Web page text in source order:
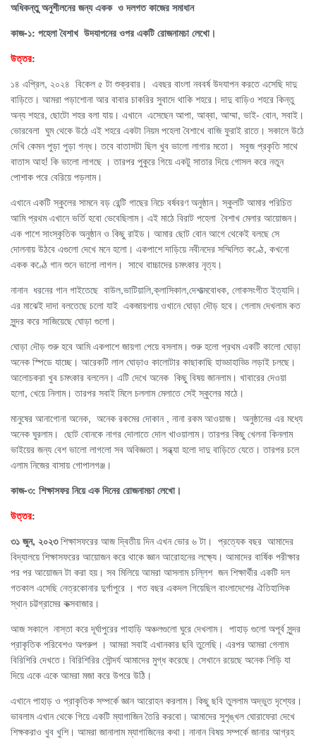
অধিকন্তুু অনুশীলনের জন্য একক ও দলগত কাজের সমাধান
কাজ-১: পহেলা বৈশাখ উদযাপনের ওপর একটি রোজনামচা লেখো।
উত্তর:
১৪ এপ্রিল, ২০২৪ বিকেল ৫ টা শুক্রবার। এবছর বাংলা নববর্ষ উদযাপন করতে এসেছি দাদু
বাড়িতে। আমরা পড়াশোনা আর বাবার চাকরির সুবাদে থাকি শহরে। দাদু বাড়িও শহরে কিন্তু
অন্য শহরে, ছোটো শহর বলা যায়। এখানে এসেছেন আপা, আব্বা, আম্মা, ভাই- বোন, সবাই।
ভোরবেলা ঘুম থেকে উঠে এই শহরে একটা নিয়ম পহেলা বৈশাখে বাজি ফুরাই রাতে। সকালে উঠে
দেখি কেমন পুড়া পুড়া গন্ধ। তবে বাতাসটা ছিল খুব ভালো লাগার মতো। সবুজ প্রকৃতি সাথে
বাতাস আহ! কি ভালো লাগছে । তারপর পুকুরে গিয়ে একটু সাতার দিয়ে গোসল করে নতুন
পোশাক পরে বেরিয়ে পড়লাম।
এখানে একটি স্কুলের সামনে বড় রেন্টি গাছের নিচে বর্ষবরণ অনুষ্ঠান। স্কুলটি আমার পরিচিত
আমি প্রথম এখানে ভর্তি হবো ভেবেছিলাম। এই মাঠে বিরাট পহেলা বৈশাখ মেলার আয়োজন।
এক পাশে সাংস্কৃতিক অনুষ্ঠান ও কিছু রাইড। আমার ছোট বোন আগে থেকেই বলছে সে
দোলনায় উঠবে এগুলো দেখে মনে হলো। একপাশে দাড়িয়ে নবীনদের সম্মিলিত কণ্ঠে, কখনো
একক কণ্ঠে গান শুনে ভালো লাগল। সাথে বাচ্চাদের চমৎকার নৃত্য।
নানান ধরনের গান গাইতেছে বাউল,ভাটিয়ালি,ক্লাসিকাল,দেশাত্মবোধক, লোকসংগীত ইত্যাদি।
এর মাঝেই দাদা বলতেছে চলো যাই একজায়গায় ওখানে ঘোড়া দৌড় হবে। গেলাম দেখলাম কত
সুন্দর করে সাজিয়েছে ঘোড়া গুলো।
ঘোড়া দৌড় শুরু হবে আমি একপাশে জায়গা পেয়ে বসলাম। শুরু হলো প্রথম একটি কালো ঘোড়া
অনেক স্পিডে যাচ্ছে। আরেকটি লাল ঘোড়াও কালোটার কাছাকাছি হাড্ডাহাড্ডি লড়াই চলছে।
আলোচকরা খুব চমৎকার বললেন। এটি দেখে অনেক কিছু বিষয় জানলাম। খাবারের দেওয়া
হলো, খেয়ে নিলাম। তারপর সবাই মিলে চললাম মেলাতে সেই স্কুলের মাঠে।
মানুষের আনাগোনা অনেক, অনেক রকমের দোকান , নানা রকম আওয়াজ। অনুষ্ঠানের এর মধ্যে
অনেক ঘুরলাম। ছোট বোনকে নাগর দোলাতে দোল খাওয়ালাম। তারপর কিছু খেলনা কিনলাম
ভাইয়ের জন্য বেশ ভালো লাগলো সব অবিজ্ঞতা। সন্ধ্যা হলো দাদু বাড়িতে যেতে। তারপর চলে
এলাম নিজের বাসায় গোপালগঞ্জ।
কাজ-৩: শিক্ষাসফর নিয়ে এক দিনের রোজনামচা লেখো।
উত্তর:
৩১ জুন, ২০২৩শিক্ষাসফরের আজ দ্বিতীয় দিন এখন ভোর ৬ টা। প্রত্যেক বছর আমাদের
বিদ্যালয়ে শিক্ষাসফরের আয়োজন করে থাকে জ্ঞান আরোহনের লক্ষ্যে। আমাদের বার্ষিক পরীক্ষার
পর পর আয়োজন টা করা হয়। সব মিলিয়ে আমরা আসলাম চল্লিশ জন শিক্ষার্থীর একটি দল
গতকাল এসেছি নেত্রকোনার দুর্গাপুরে । গত বছর একদল গিয়েছিল বাংলাদেশের ঐতিহাসিক
স্থান চট্টগ্রামের কক্সবাজার।
আজ সকালে নাস্তা করে দূর্ঘাপুরের পাহাড়ি অঞ্চলগুলো ঘুরে দেখলাম। পাহাড় গুলো অপূর্ব সুন্দর
প্রাকৃতিক পরিবেশও অপরুপ । আমরা সবাই এখানকার ছবি তুলেছি। এরপর আমরা গেলাম
বিরিশিরি দেখতে। বিরিশিরির সৌন্দর্য আমাদের মুগ্ধ করেছে। সেখানে রয়েছে অনেক শিড়ি যা
দিয়ে একে একে আমরা মজা করে উপরে উঠি।
এখানে পাহাড় ও প্রাকৃতিক সম্পর্কে জ্ঞান আরোহন করলাম। কিছু ছবি তুললাম অদ্ভুত দৃশ্যের।
ভাবলাম এখান থেকে গিয়ে একটি ম্যাগাজিন তৈরি করবো। আমাদের সুশৃঙ্খল ঘোরাফেরা দেখে
শিক্ষকরাও খুব খুশি। আমরা জানালাম ম্যাগাজিনের কথা। নানান বিষয় সম্পর্কে জানার আগ্রহ